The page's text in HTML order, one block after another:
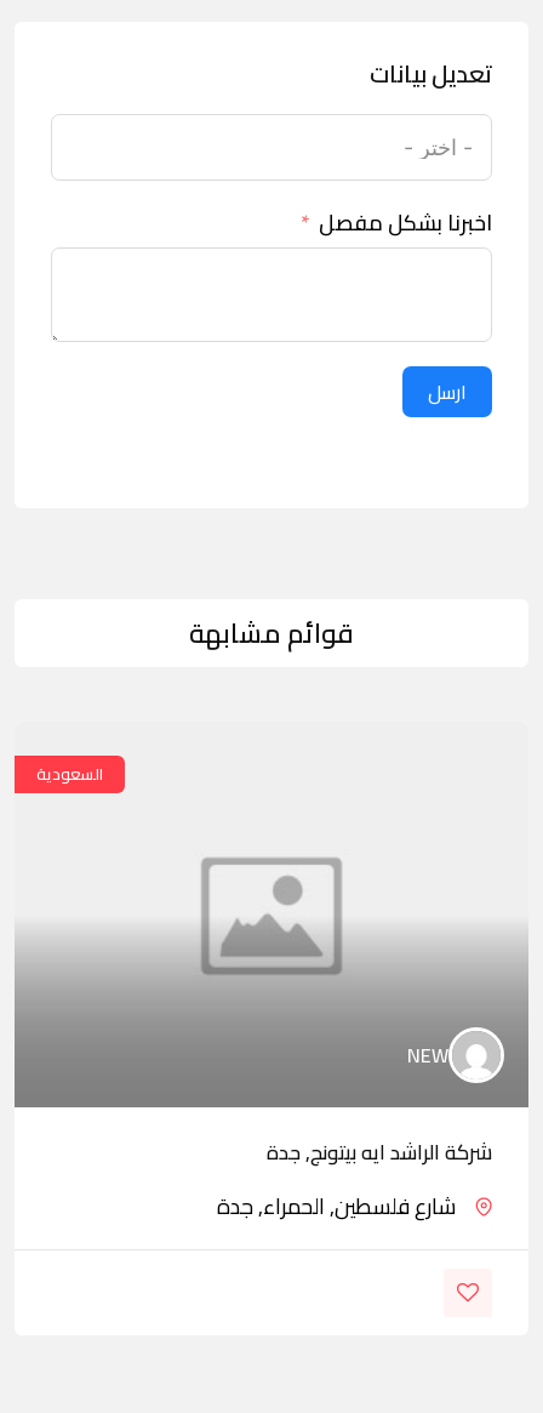
تعديل بيانات
اخبرنا بشكل مفصل
ارسل
قوائم مشابهة
السعودية
NEW
شركة الراشد ايه بيتونج, جدة
شارع فلسطين, الحمراء, جدة